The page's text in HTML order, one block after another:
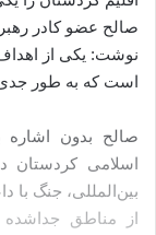
صالح عضو کادر
نوشت: یکی از
است که به طور
صالح بدون اشاره
اسلامی کردستان
بین‌المللی، جنگ
از مناطق